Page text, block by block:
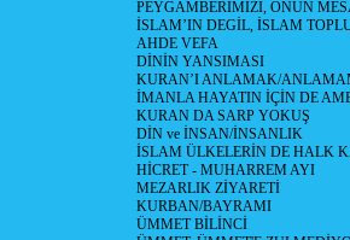
PEYGAMBERİMİZİ, ONUN
İSLAM’IN DEGİL, İSLAM
AHDE VEFA
DİNİN YANSIMASI
KURAN’I ANLAMAK/
İMANLA HAYATIN İÇİN DE
KURAN DA SARP YOKUŞ
DİN ve İNSAN/İNSANLIK
İSLAM ÜLKELERİN DE HALK
HİCRET - MUHARREM AYI
MEZARLIK ZİYARETİ
KURBAN/BAYRAMI
ÜMMET BİLİNCİ